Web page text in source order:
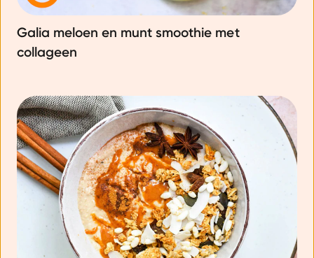
Galia meloen en munt smoothie met
collageen